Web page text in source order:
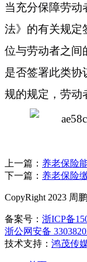
当充分保障劳动
法》的有关规定
位与劳动者之间
是否签署此类协
规的规定，劳动
上一篇： 养老保险
下一篇： 养老保险
CopyRight 2023 周
备案号： 浙ICP备
浙公网安备
技术支持： 鸿茂传